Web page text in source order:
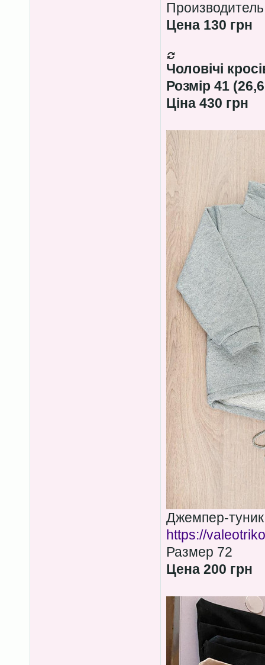
Цена 130 грн
Чоловічі
Розмір 41
Ціна 430 грн
Джемпер-
https://
Размер 72
Цена 200 грн